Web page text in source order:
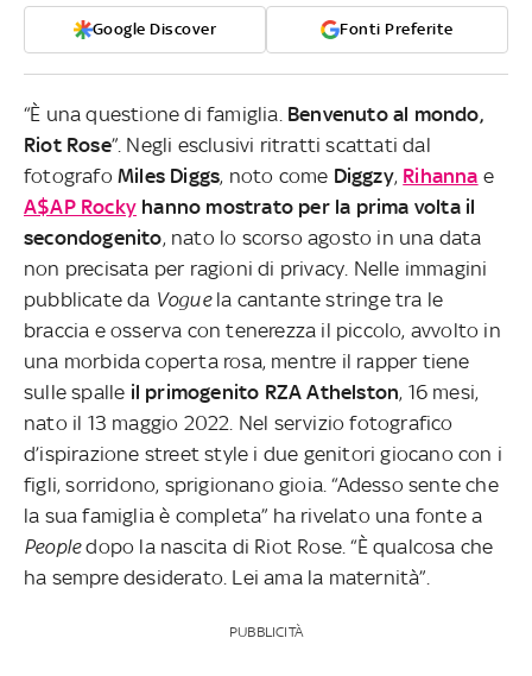
Google Discover Fonti Preferite
“È una questione di famiglia. Benvenuto al mondo,
Riot Rose”. Negli esclusivi ritratti scattati dal
fotografo Miles Diggs, noto come Diggzy, Rihanna e
A$AP Rocky hanno mostrato per la prima volta il
secondogenito, nato lo scorso agosto in una data
non precisata per ragioni di privacy. Nelle immagini
pubblicate da Vogue la cantante stringe tra le
braccia e osserva con tenerezza il piccolo, avvolto in
una morbida coperta rosa, mentre il rapper tiene
sulle spalle il primogenito RZA Athelston, 16 mesi,
nato il 13 maggio 2022. Nel servizio fotografico
d’ispirazione street style i due genitori giocano con i
figli, sorridono, sprigionano gioia. “Adesso sente che
la sua famiglia è completa” ha rivelato una fonte a
Peopledopo la nascita di Riot Rose. “È qualcosa che
ha sempre desiderato. Lei ama la maternità”.
PUBBLICITÀ